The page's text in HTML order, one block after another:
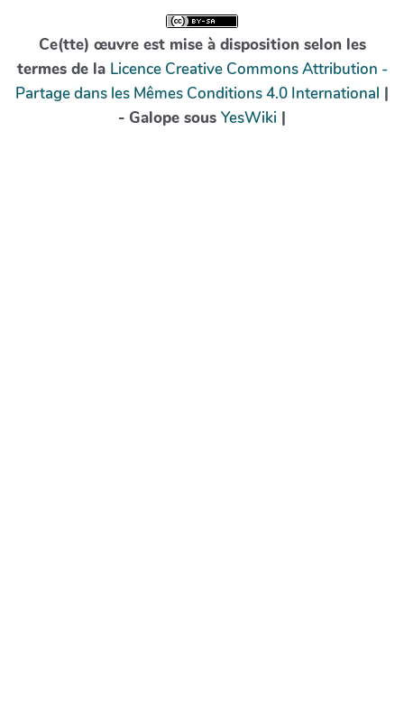
Ce(tte) œuvre est mise à disposition selon les
termes de la Licence Creative Commons Attribution -
Partage dans les Mêmes Conditions 4.0 International |
- Galope sous YesWiki |